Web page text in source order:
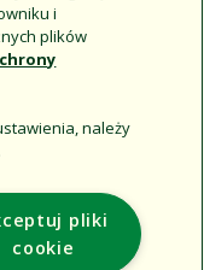
i
plików
należy
pliki
cookie